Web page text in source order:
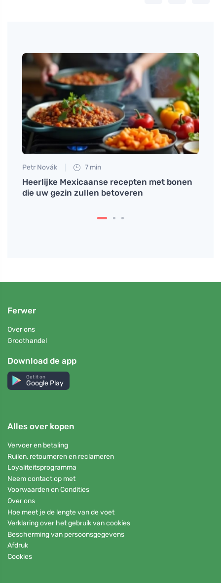
Petr Novák 7 min
Heerlijke Mexicaanse recepten met bonen
die uw gezin zullen betoveren
Ferwer
Over ons
Groothandel
Download de app
Get it on
Google Play
Alles over kopen
Vervoer en betaling
Ruilen, retourneren en reclameren
Loyaliteitsprogramma
Neem contact op met
Voorwaarden en Condities
Over ons
Hoe meet je de lengte van de voet
Verklaring over het gebruik van cookies
Bescherming van persoonsgegevens
Afdruk
Cookies